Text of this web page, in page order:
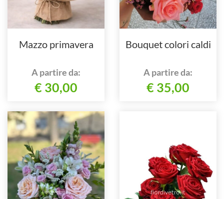
Mazzo primavera
A partire da:
€ 30,00
Bouquet colori caldi
A partire da:
€ 35,00